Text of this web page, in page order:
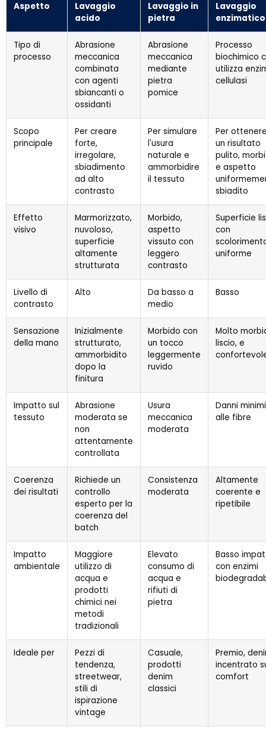
Aspetto
Lavaggio
acido
Lavaggio in
pietra
Lavaggio
enzimatico
Tipo di
processo
Abrasione
meccanica
combinata
con agenti
sbiancanti o
ossidanti
Abrasione
meccanica
mediante
pietra
pomice
Processo
biochimico
utilizza
cellulasi
Scopo
principale
Per creare
forte,
irregolare,
sbiadimento
ad alto
contrasto
Per simulare
l'usura
naturale e
ammorbidire
il tessuto
Per
un risultato
pulito,
e aspetto
sbiadito
Effetto
visivo
Marmorizzato,
nuvoloso,
superficie
altamente
strutturata
Morbido,
aspetto
vissuto con
leggero
contrasto
Superficie
con
uniforme
Livello di
contrasto
Alto
Da basso a
medio
Basso
Sensazione
della mano
Inizialmente
strutturato,
ammorbidito
dopo la
finitura
Morbido con
un tocco
leggermente
ruvido
Molto
liscio, e
Impatto sul
tessuto
Abrasione
moderata se
non
attentamente
controllata
Usura
meccanica
moderata
Danni minimi
alle fibre
Coerenza
dei risultati
Richiede un
controllo
esperto per la
coerenza del
batch
Consistenza
moderata
Altamente
coerente e
ripetibile
Impatto
ambientale
Maggiore
utilizzo di
acqua e
prodotti
chimici nei
metodi
tradizionali
Elevato
consumo di
acqua e
rifiuti di
pietra
Basso
con enzimi
Ideale per
Pezzi di
tendenza,
streetwear,
stili di
ispirazione
vintage
Casuale,
prodotti
denim
classici
Premio,
incentrato
comfort